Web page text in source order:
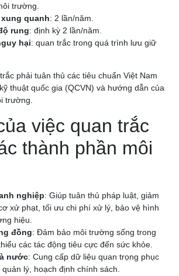
trường.
quanh: 2 lần/năm.
rung: định kỳ 2 lần/năm.
hại: quan trắc trong quá trình lưu giữ
phải tuân thủ các tiêu chuẩn Việt Nam
thuật quốc gia (QCVN) và hướng dẫn của
trường.
việc quan trắc
thành phần môi
nghiệp: Giúp tuân thủ pháp luật, giảm
xử phạt, tối ưu chi phí xử lý, bảo vệ hình
hiệu.
đồng: Đảm bảo môi trường sống trong
các tác động tiêu cực đến sức khỏe.
nước: Cung cấp dữ liệu quan trọng phục
lý, hoạch định chính sách.